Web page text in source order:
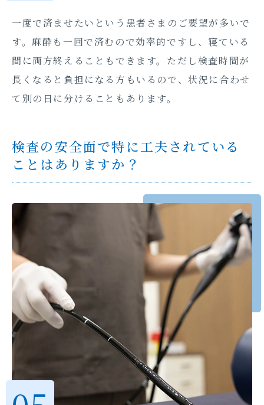
一度で済ませたいという患者さまのご要望が多いで
す。麻酔も一回で済むので効率的ですし、寝ている
間に両方終えることもできます。ただし検査時間が
長くなると負担になる方もいるので、状況に合わせ
て別の日に分けることもあります。
検査の安全面で特に工夫されている
ことはありますか？